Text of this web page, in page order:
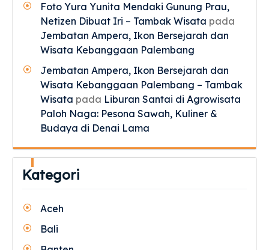
Foto Yura Yunita Mendaki Gunung Prau,
Netizen Dibuat Iri – Tambak Wisata pada
Jembatan Ampera, Ikon Bersejarah dan
Wisata Kebanggaan Palembang
Jembatan Ampera, Ikon Bersejarah dan
Wisata Kebanggaan Palembang – Tambak
Wisata pada Liburan Santai di Agrowisata
Paloh Naga: Pesona Sawah, Kuliner &
Budaya di Denai Lama
Kategori
Aceh
Bali